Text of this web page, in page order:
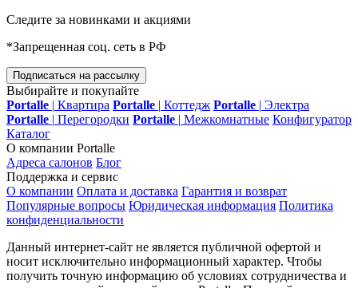
Следите за новинками и акциями
*Запрещенная соц. сеть в РФ
Подписаться на рассылку
Выбирайте и покупайте
Portalle | Квартира Portalle | Коттедж Portalle | Электра
Portalle | Перегородки Portalle | Межкомнатные Конфигуратор
Каталог
О компании Portalle
Адреса салонов Блог
Поддержка и сервис
О компании Оплата и доставка Гарантия и возврат
Популярные вопросы Юридическая информация Политика
конфиденциальности
Данный интернет-сайт не является публичной офертой и
носит исключительно информационный характер. Чтобы
получить точную информацию об условиях сотрудничества и